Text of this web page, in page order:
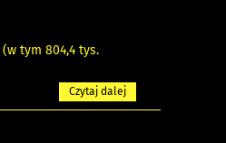
tym 804,4 tys.
Czytaj dalej